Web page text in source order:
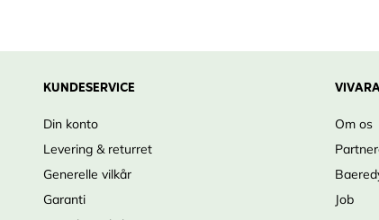
KUNDESERVICE
Din konto
Levering & returret
Generelle vilkår
Garanti
Om os
Job